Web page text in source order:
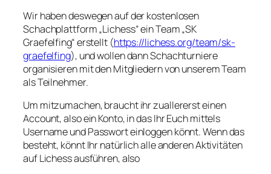
Wir haben deswegen auf der kostenlosen
Schachplattform „Lichess“ ein Team „SK
Graefelfing“ erstellt (https://lichess.org/team/sk-
graefelfing), und wollen dann Schachturniere
organisieren mit den Mitgliedern von unserem Team
als Teilnehmer.
Um mitzumachen, braucht ihr zuallererst einen
Account, also ein Konto, in das Ihr Euch mittels
Username und Passwort einloggen könnt. Wenn das
besteht, könnt Ihr natürlich alle anderen Aktivitäten
auf Lichess ausführen, also